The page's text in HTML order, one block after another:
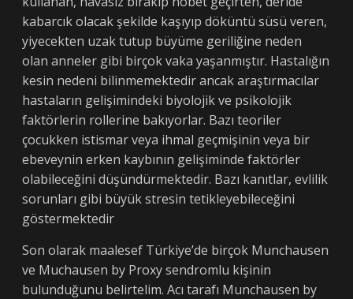
kabarcık olacak şekilde kaşıyıp döküntü süsü veren,
yiyecekten uzak tutup büyüme geriliğine neden
olan anneler gibi birçok vaka yaşanmıştır. Hastalığın
kesin nedeni bilinmemektedir ancak araştırmacılar
hastaların gelişimindeki biyolojik ve psikolojik
faktörlerin rollerine bakıyorlar. Bazı teoriler
çocukken istismar veya ihmal geçmişinin veya bir
ebeveynin erken kaybının gelişiminde faktörler
olabileceğini düşündürmektedir. Bazı kanıtlar, evlilik
sorunları gibi büyük stresin tetikleyebileceğini
göstermektedir
Son olarak maalesef Türkiye’de birçok Munchausen
ve Muchausen by Proxy sendromlu kişinin
bulunduğunu belirtelim. Acı tarafı Munchausen by